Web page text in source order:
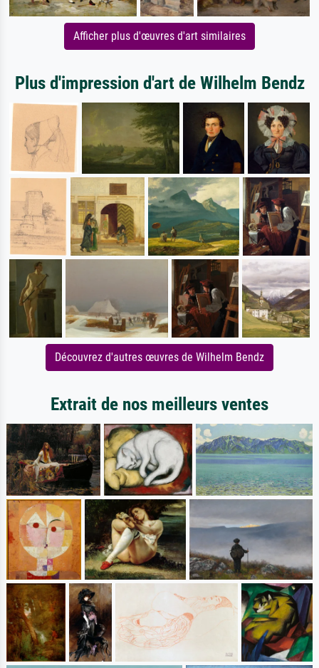
Afficher plus d'œuvres d'art similaires
Plus d'impression d'art de Wilhelm Bendz
Découvrez d'autres œuvres de Wilhelm Bendz
Extrait de nos meilleurs ventes